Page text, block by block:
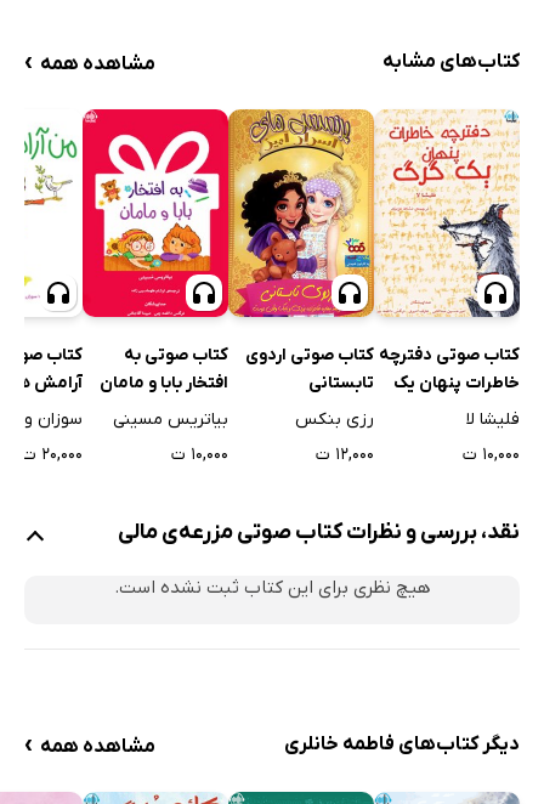
کتاب‌های مشابه مشاهده همه ›
کتاب صوتی دفترچه
خاطرات پنهان یک
گرگ
فلیشا لا
۱۰,۰۰۰ ت
کتاب صوتی اردوی
تابستانی
رزی بنکس
۱۲,۰۰۰ ت
کتاب صوتی به
افتخار بابا و مامان
بیاتریس مسینی
۱۰,۰۰۰ ت
کتاب
آرامش
سوزان ورده
۲۰,۰۰۰ ت
نقد، بررسی و نظرات کتاب صوتی مزرعه‌ی مالی
هیچ نظری برای این کتاب ثبت نشده است.
دیگر کتاب‌های فاطمه خانلری مشاهده همه ›